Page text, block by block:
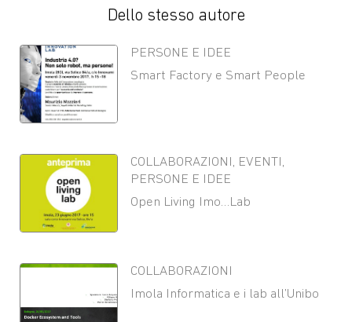
Dello stesso autore
PERSONE E IDEE
Smart Factory e Smart People
COLLABORAZIONI , EVENTI ,
PERSONE E IDEE
Open Living Imo…Lab
COLLABORAZIONI
Imola Informatica e i lab all’Unibo